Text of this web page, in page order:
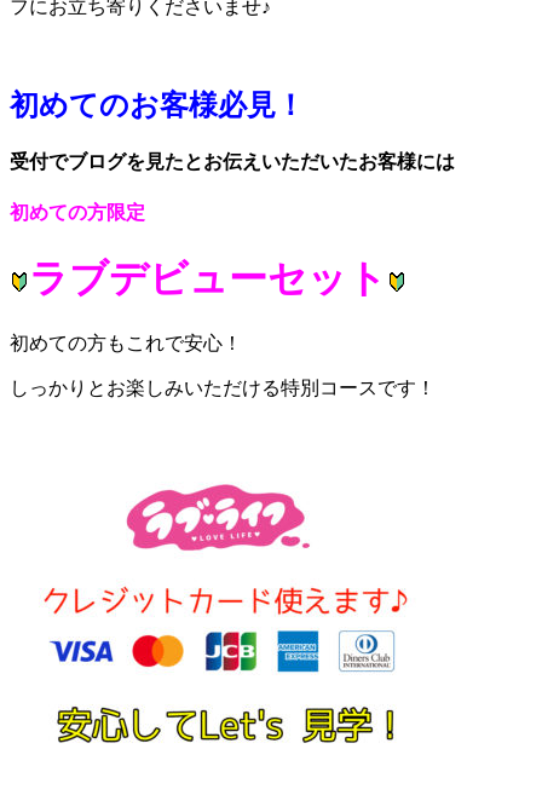
フにお立ち寄りくださいませ♪
初めてのお客様必見！
受付でブログを見たとお伝えいただいたお客様には
初めての方限定
ラブデビューセット
初めての方もこれで安心！
しっかりとお楽しみいただける特別コースです！